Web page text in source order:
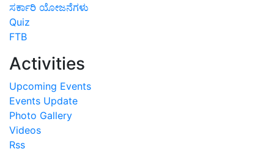
ಸರ್ಕಾರಿ ಯೋಜನೆಗಳು
Quiz
FTB
Activities
Upcoming Events
Events Update
Photo Gallery
Videos
Rss